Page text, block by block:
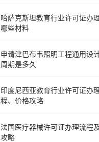
哈萨克斯坦教育行业许可证办
哪些材料
申请津巴布韦照明工程通用设
周期是多久
印度尼西亚教育行业许可证办
程、价格攻略
法国医疗器械许可证办理流程
攻略